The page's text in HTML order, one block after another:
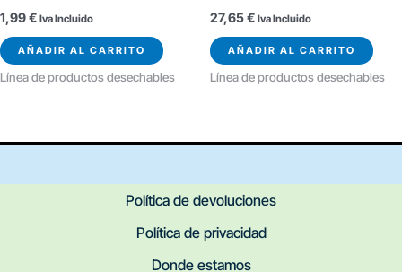
1,99€ Iva Incluido
AÑADIR AL CARRITO
Línea de productos desechables
27,65€ Iva Incluido
AÑADIR AL CARRITO
Línea de productos desechables
Política de devoluciones
Política de privacidad
Donde estamos